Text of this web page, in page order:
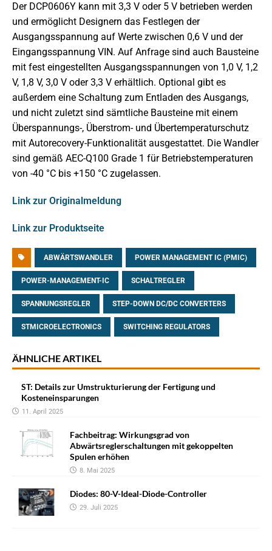
Der DCP0606Y kann mit 3,3 V oder 5 V betrieben werden
und ermöglicht Designern das Festlegen der
Ausgangsspannung auf Werte zwischen 0,6 V und der
Eingangsspannung VIN. Auf Anfrage sind auch Bausteine
mit fest eingestellten Ausgangsspannungen von 1,0 V, 1,2
V, 1,8 V, 3,0 V oder 3,3 V erhältlich. Optional gibt es
außerdem eine Schaltung zum Entladen des Ausgangs,
und nicht zuletzt sind sämtliche Bausteine mit einem
Überspannungs-, Überstrom- und Übertemperaturschutz
mit Autorecovery-Funktionalität ausgestattet. Die Wandler
sind gemäß AEC-Q100 Grade 1 für Betriebstemperaturen
von -40 °C bis +150 °C zugelassen.
Link zur Originalmeldung
Link zur Produktseite
ABWÄRTSWANDLER POWER MANAGEMENT IC (PMIC)
POWER-MANAGEMENT-IC SCHALTREGLER
SPANNUNGSREGLER STEP-DOWN DC/DC CONVERTERS
STMICROELECTRONICS SWITCHING REGULATORS
ÄHNLICHE ARTIKEL
ST: Details zur Umstrukturierung der Fertigung und
Kosteneinsparungen
11. April 2025
Fachbeitrag: Wirkungsgrad von
Abwärtsreglerschaltungen mit gekoppelten
Spulen erhöhen
8. Mai 2025
Diodes: 80-V-Ideal-Diode-Controller
29. Juli 2025